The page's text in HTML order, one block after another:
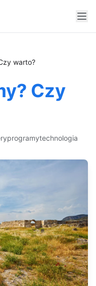
warto?
Czy
programytechnologia